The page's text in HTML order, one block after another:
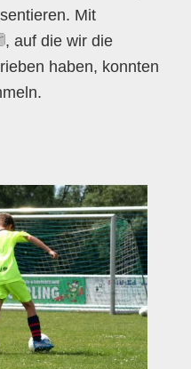
Mit
, auf die wir die
haben, konnten